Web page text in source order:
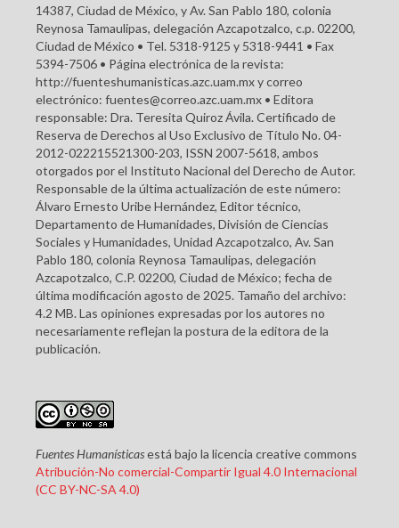
14387, Ciudad de México, y Av. San Pablo 180, colonia
Reynosa Tamaulipas, delegación Azcapotzalco, c.p. 02200,
Ciudad de México • Tel. 5318-9125 y 5318-9441 • Fax
5394-7506 • Página electrónica de la revista:
http://fuenteshumanisticas.azc.uam.mx y correo
electrónico: fuentes@correo.azc.uam.mx • Editora
responsable: Dra. Teresita Quiroz Ávila. Certificado de
Reserva de Derechos al Uso Exclusivo de Título No. 04-
2012-022215521300-203, ISSN 2007-5618, ambos
otorgados por el Instituto Nacional del Derecho de Autor.
Responsable de la última actualización de este número:
Álvaro Ernesto Uribe Hernández, Editor técnico,
Departamento de Humanidades, División de Ciencias
Sociales y Humanidades, Unidad Azcapotzalco, Av. San
Pablo 180, colonia Reynosa Tamaulipas, delegación
Azcapotzalco, C.P. 02200, Ciudad de México; fecha de
última modificación agosto de 2025. Tamaño del archivo:
4.2 MB. Las opiniones expresadas por los autores no
necesariamente reflejan la postura de la editora de la
publicación.
Fuentes Humanísticasestá bajo la licencia creative commons
Atribución-No comercial-Compartir Igual 4.0 Internacional
(CC BY-NC-SA 4.0)